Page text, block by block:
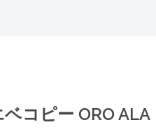
ベコピー ORO